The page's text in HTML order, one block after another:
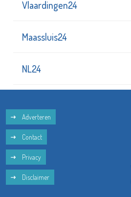
Vlaardingen24
Maassluis24
NL24
Adverteren
Contact
Privacy
Disclaimer